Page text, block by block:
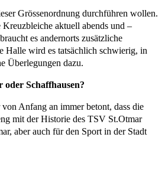
Grössenordnung durchführen wollen.
aktuell abends und –
es andernorts zusätzliche
Halle wird es tatsächlich schwierig, in
Überlegungen dazu.
Schaffhausen?
Anfang an immer betont, dass die
mit der Historie des TSV St.Otmar
aber auch für den Sport in der Stadt